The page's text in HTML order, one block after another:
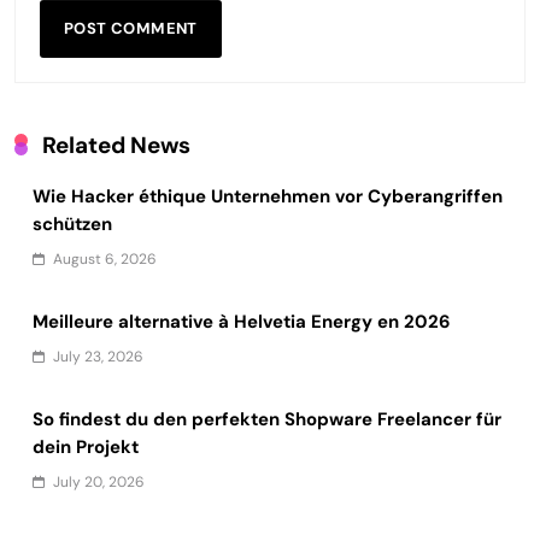
Related News
Wie Hacker éthique Unternehmen vor Cyberangriffen
schützen
August 6, 2026
Meilleure alternative à Helvetia Energy en 2026
July 23, 2026
So findest du den perfekten Shopware Freelancer für
dein Projekt
July 20, 2026